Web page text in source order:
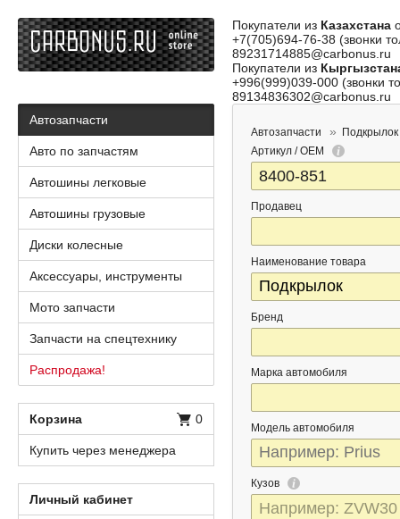
Покупатели из Казахстана
+7(705)694-76-38 (звонки
89231714885@carbonus.ru
Покупатели из
+996(999)039-000 (звонки
89134836302@carbonus.ru
Автозапчасти
Подкрылок
Артикул / OEM
Продавец
Наименование товара
Бренд
Марка автомобиля
Модель автомобиля
Кузов
Автозапчасти
Авто по запчастям
Автошины легковые
Автошины грузовые
Диски колесные
Аксессуары, инструменты
Мото запчасти
Запчасти на спецтехнику
Распродажа!
Корзина 0
Купить через менеджера
Личный кабинет